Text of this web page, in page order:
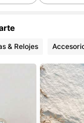
& Relojes